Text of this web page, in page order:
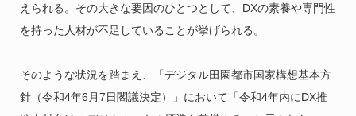
えられる。その大きな要因のひとつとして、DXの素養や専門性
を持った人材が不足していることが挙げられる。
そのような状況を踏まえ、「デジタル田園都市国家構想基本方
針（令和4年6月7日閣議決定）」において「令和4年内にDX推